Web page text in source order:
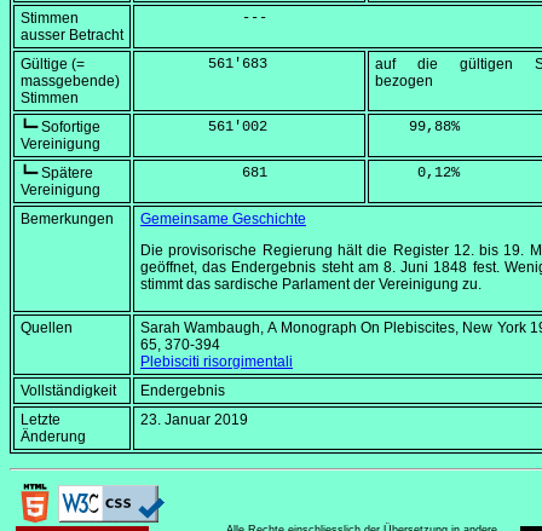
Stimmen
ausser Betracht
            ---
Gültige (=
massgebende)
Stimmen
        561'683
auf die gültigen
bezogen
┗━ Sofortige
Vereinigung
        561'002
    99,88
%
┗━ Spätere
Vereinigung
            681
     0,12
%
Bemerkungen
Gemeinsame Geschichte
Die provisorische Regierung hält die Register 12. bis 19.
geöffnet, das Endergebnis steht am 8. Juni 1848 fest.
stimmt das sardische Parlament der Vereinigung zu.
Quellen Sarah Wambaugh,A Monograph On Plebiscites, New York
65, 370-394
Plebisciti risorgimentali
Vollständigkeit
Endergebnis
Letzte
Änderung
23. Januar 2019